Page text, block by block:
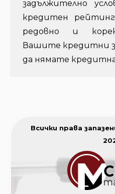
задължително
кредитен
редовно и
Вашите кредитни
да нямате
Всички права